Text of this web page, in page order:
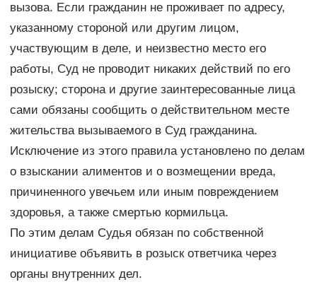
вызова. Если гражданин не проживает по адресу,
указанному стороной или другим лицом,
участвующим в деле, и неизвестно место его
работы, Суд не проводит никаких действий по его
розыску; сторона и другие заинтересованные лица
сами обязаны сообщить о действительном месте
жительства вызываемого в Суд гражданина.
Исключение из этого правила установлено по делам
о взыскании алиментов и о возмещении вреда,
причиненного увечьем или иным повреждением
здоровья, а также смертью кормильца.
По этим делам Судья обязан по собственной
инициативе объявить в розыск ответчика через
органы внутренних дел.